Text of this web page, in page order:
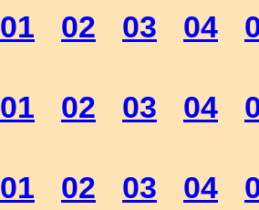
01 02 03 04
01 02 03 04
01 02 03 04